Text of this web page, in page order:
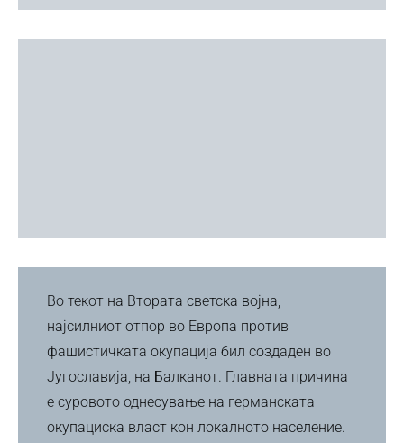
Во текот на Втората светска војна,
најсилниот отпор во Европа против
фашистичката окупација бил создаден во
Југославија, на Балканот. Главната причина
е суровото однесување на германската
окупациска власт кон локалното население.